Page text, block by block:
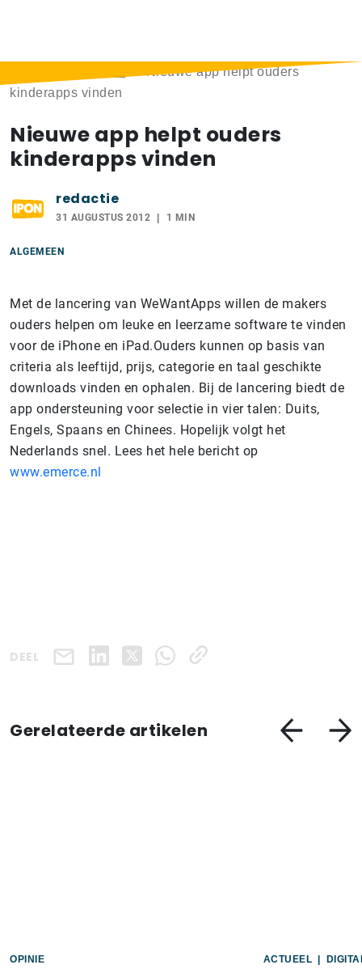
Nieuwe app helpt ouders
kinderapps vinden
Nieuwe app helpt ouders
kinderapps vinden
redactie
31 AUGUSTUS 2012 1 MIN
ALGEMEEN
Met de lancering van WeWantApps willen de makers
ouders helpen om leuke en leerzame software te vinden
voor de iPhone en iPad.Ouders kunnen op basis van
criteria als leeftijd, prijs, categorie en taal geschikte
downloads vinden en ophalen. Bij de lancering biedt de
app ondersteuning voor selectie in vier talen: Duits,
Engels, Spaans en Chinees. Hopelijk volgt het
Nederlands snel. Lees het hele bericht op
www.emerce.nl
DEEL
Gerelateerde artikelen
OPINIE ACTUEEL